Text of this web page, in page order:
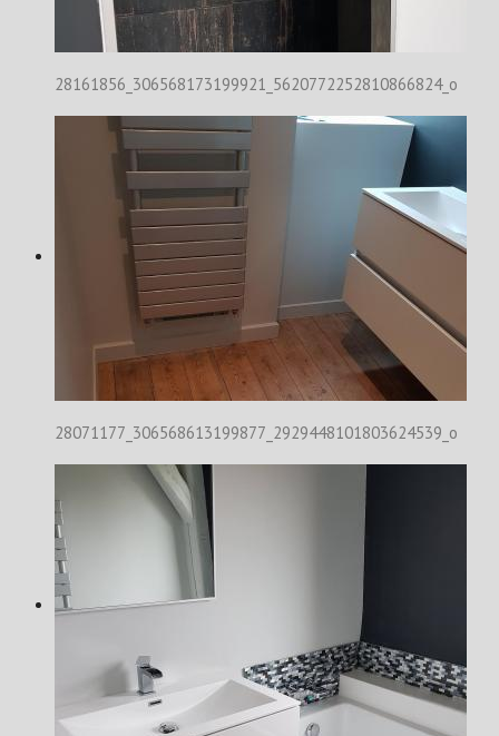
28161856_306568173199921_5620772252810866824_o
28071177_306568613199877_2929448101803624539_o